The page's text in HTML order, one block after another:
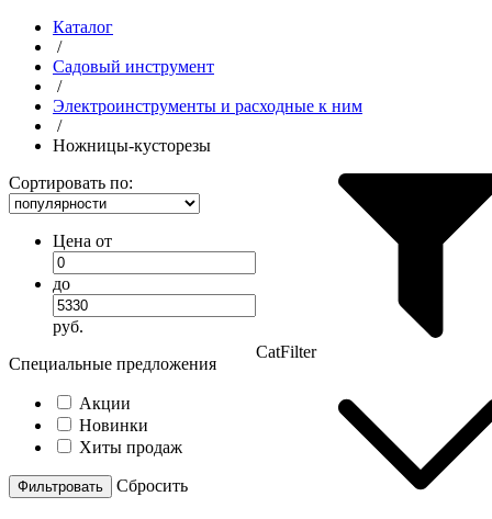
Каталог
/
Садовый инструмент
/
Электроинструменты и расходные к ним
/
Ножницы-кусторезы
Сортировать по:
Цена от
до
руб.
Специальные предложения
Акции
Новинки
Хиты продаж
Cбросить
CatFilter